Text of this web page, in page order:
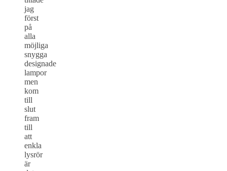
jag
först
på
alla
möjliga
snygga
designade
lampor
men
kom
till
slut
fram
till
att
enkla
lysrör
är